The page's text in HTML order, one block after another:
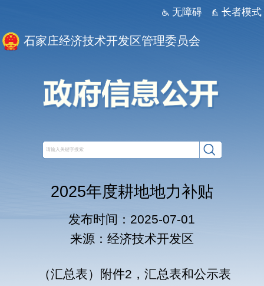
无障碍 长者模式
石家庄经济技术开发区管理委员会
2025年度耕地地力补贴
发布时间：2025-07-01
来源：经济技术开发区
（汇总表）附件2，汇总表和公示表